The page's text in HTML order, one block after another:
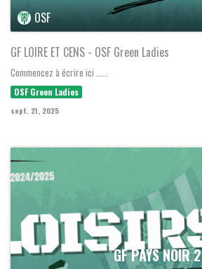
OSF
GF LOIRE ET CENS - OSF Green Ladies
Commencez à écrire ici ......
OSF Green Ladies
sept. 21, 2025
GF PAYS NOIR 2